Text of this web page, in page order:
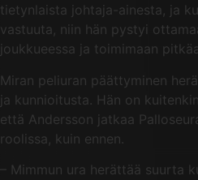
tietynlaista johtaja-ainesta, ja
vastuuta, niin hän pystyi
joukkueessa ja toimimaan
Miran peliuran päättyminen
ja kunnioitusta. Hän on
että Andersson jatkaa
roolissa, kuin ennen.
– Mimmun ura herättää suurta